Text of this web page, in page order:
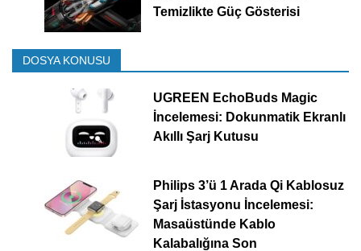
Temizlikte Güç Gösterisi
DOSYA KONUSU
UGREEN EchoBuds Magic
İncelemesi: Dokunmatik Ekranlı
Akıllı Şarj Kutusu
Philips 3’ü 1 Arada Qi Kablosuz
Şarj İstasyonu İncelemesi:
Masaüstünde Kablo
Kalabalığına Son